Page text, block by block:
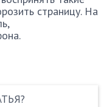
страницу. На